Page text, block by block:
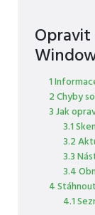
1
2 Chyby
3 Jak
3.1
3.2
3.3
3.4
4
4.1